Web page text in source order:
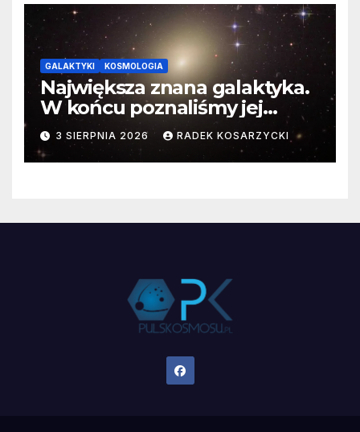
GALAKTYKI KOSMOLOGIA
Największa znana galaktyka.
W końcu poznaliśmy jej
faktyczne wymiary
3 SIERPNIA 2026 RADEK KOSARZYCKI